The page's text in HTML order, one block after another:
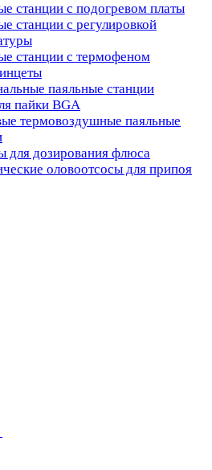
станции с подогревом платы
станции с регулировкой
станции с термофеном
паяльные станции
пайки BGA
термовоздушные паяльные
дозирования флюса
оловоотсосы для припоя